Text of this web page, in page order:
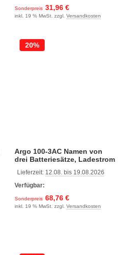
Sonderpreis 31,96 €
inkl. 19 % MwSt. zzgl. Versandkosten
Argo 100-3AC Namen von
drei Batteriesätze, Ladestrom
Lieferzeit: 12.08. bis 19.08.2026
Verfügbar:
Sonderpreis 68,76 €
20%
inkl. 19 % MwSt. zzgl. Versandkosten